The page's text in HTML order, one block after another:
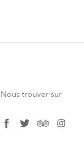
Nous trouver sur
facebook
twittertripadvisor